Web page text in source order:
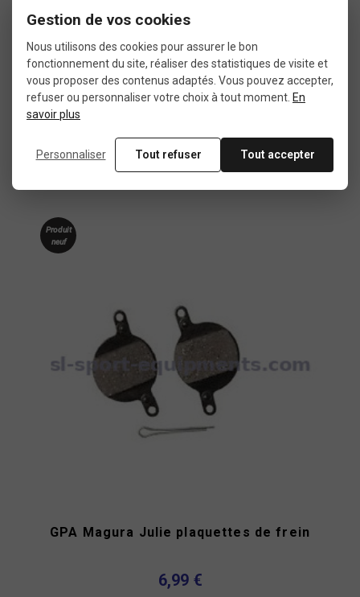
Dans la même
4 autres produits sélectionnés pour vous
Produit
neuf
GPA Magura Julie plaquettes de frein
6,99 €
Gestion de vos cookies
Nous utilisons des cookies pour assurer le bon
fonctionnement du site, réaliser des statistiques de visite et
vous proposer des contenus adaptés. Vous pouvez accepter,
refuser ou personnaliser votre choix à tout moment. En
savoir plus
Personnaliser Tout refuser Tout accepter